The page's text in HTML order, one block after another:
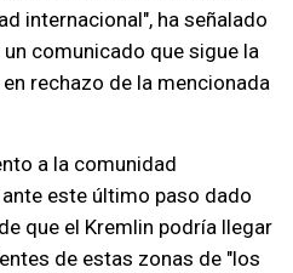
internacional", ha señalado
comunicado que sigue la
rechazo de la mencionada
a la comunidad
este último paso dado
que el Kremlin podría llegar
de estas zonas de "los